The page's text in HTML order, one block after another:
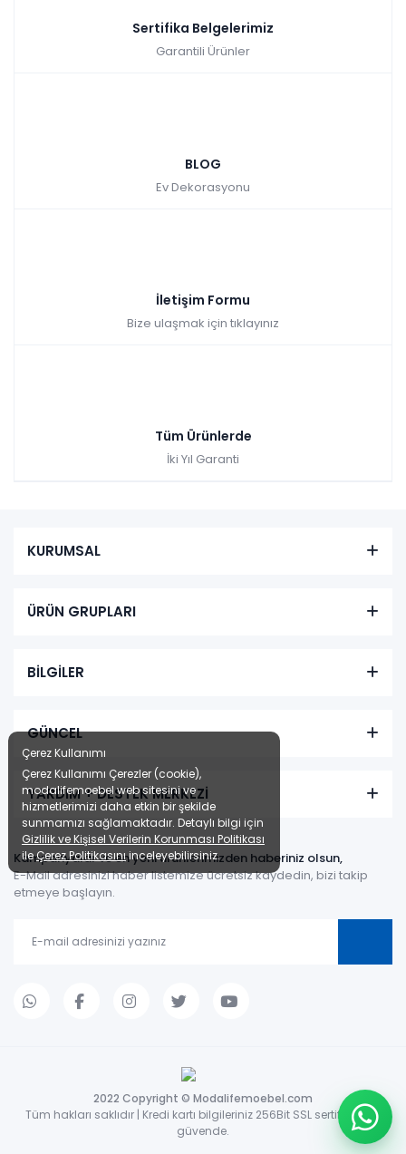
Sertifika Belgelerimiz
Garantili Ürünler
BLOG
Ev Dekorasyonu
İletişim Formu
Bize ulaşmak için tıklayınız
Tüm Ürünlerde
İki Yıl Garanti
KURUMSAL
ÜRÜN GRUPLARI
BİLGİLER
GÜNCEL
YARDIM + DESTEK MERKEZİ
Kampanyalar ve en yeni ürünlerimizden haberiniz olsun,
E-Mail adresinizi haber listemize ücretsiz kaydedin, bizi takip
etmeye başlayın.
2022 Copyright © Modalifemoebel.com
Tüm hakları saklıdır | Kredi kartı bilgileriniz 256Bit SSL sertifikası ile
güvende.
Çerez Kullanımı
Çerez Kullanımı Çerezler (cookie),
modalifemoebel web sitesini ve
hizmetlerimizi daha etkin bir şekilde
sunmamızı sağlamaktadır. Detaylı bilgi için
Gizlilik ve Kişisel Verilerin Korunması Politikası
ileÇerez Politikasınıinceleyebilirsiniz.